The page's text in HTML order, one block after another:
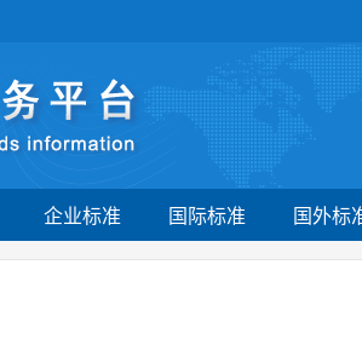
企业标准 国际标准 国外标